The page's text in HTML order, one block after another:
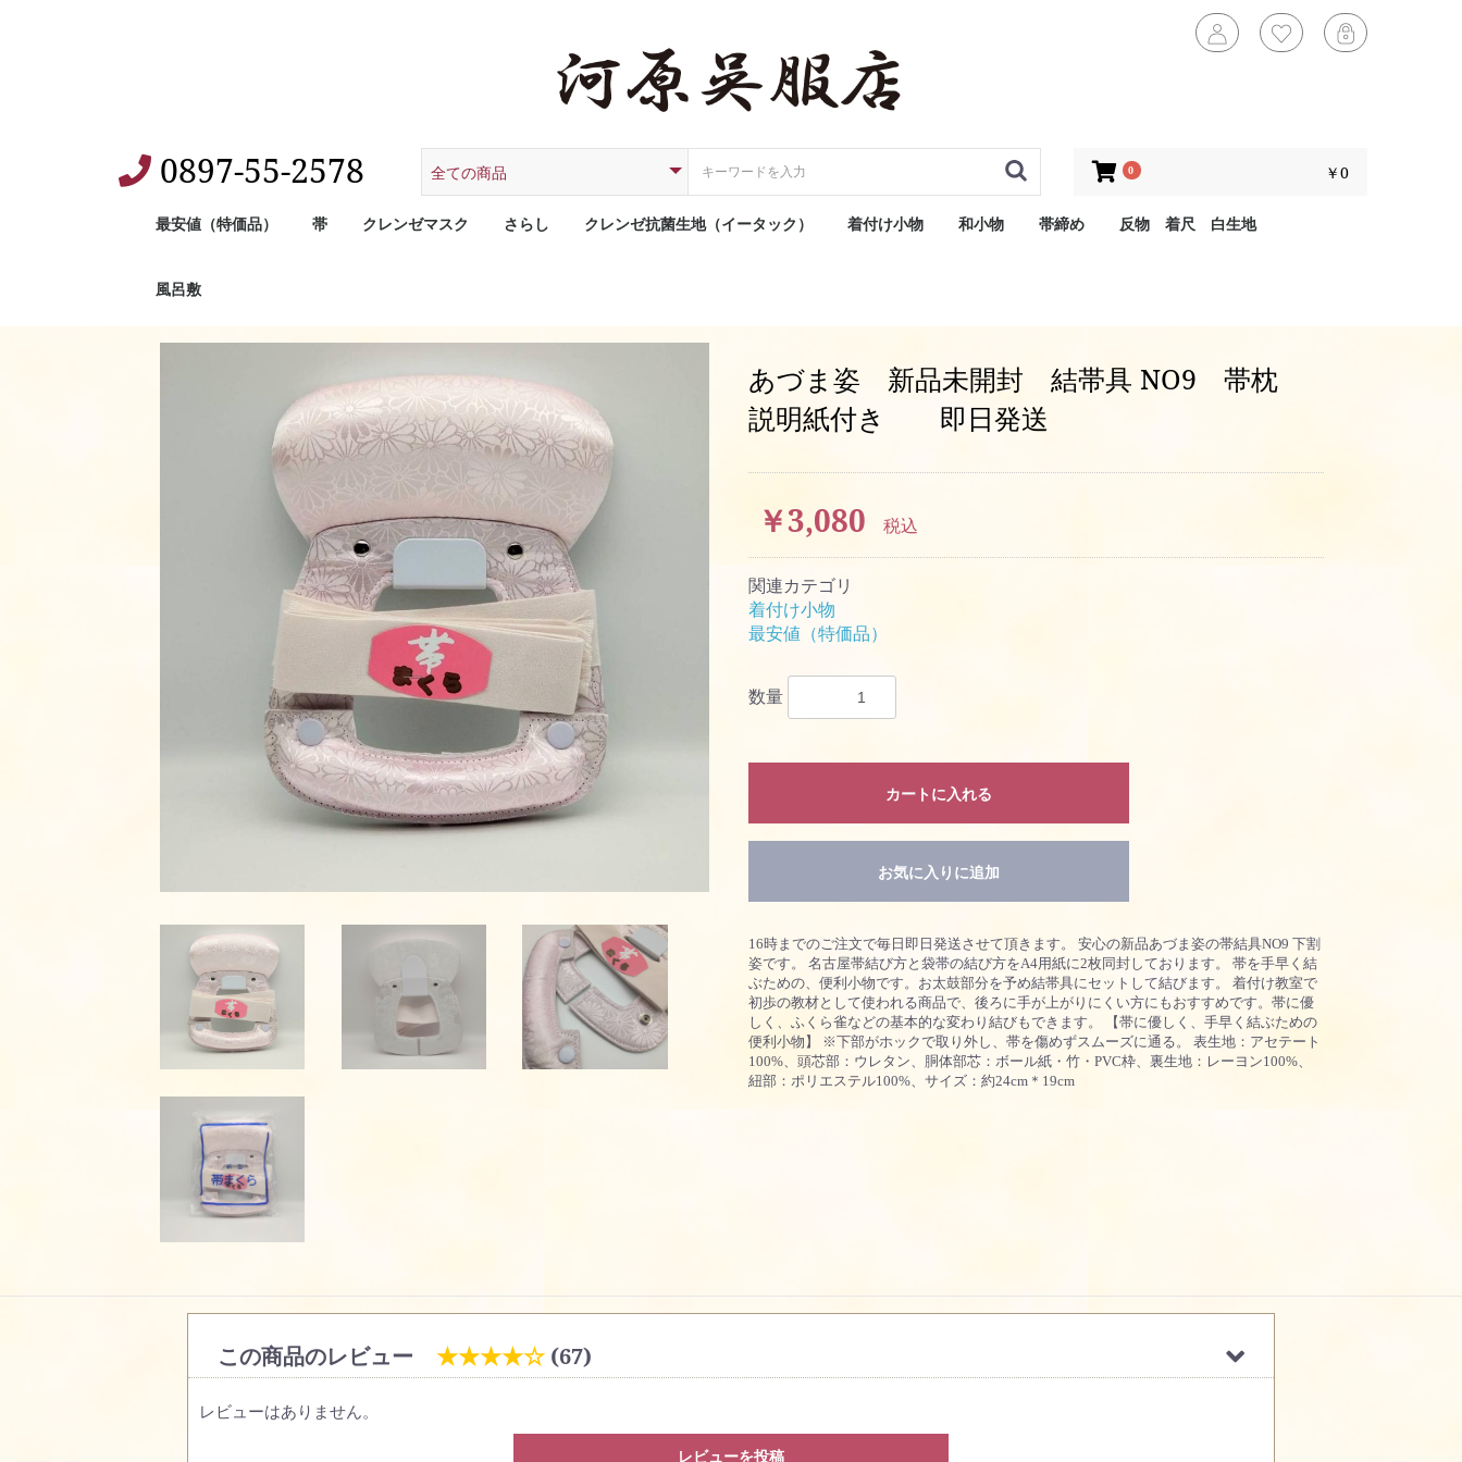
0897-55-2578 0 ￥0
最安値（特価品） 帯 クレンゼマスク さらし クレンゼ抗菌生地（イータック） 着付け小物 和小物 帯締め 反物 着尺 白生地
風呂敷
あづま姿 新品未開封 結帯具 NO9 帯枕
説明紙付き 即日発送
￥3,080 税込
関連カテゴリ
着付け小物
最安値（特価品）
数量
カートに入れる
カートへ進む
お気に入りに追加
16時までのご注文で毎日即日発送させて頂きます。 安心の新品あづま姿の帯結具NO9 下割
姿です。 名古屋帯結び方と袋帯の結び方をA4用紙に2枚同封しております。 帯を手早く結
ぶための、便利小物です。お太鼓部分を予め結帯具にセットして結びます。 着付け教室で
初歩の教材として使われる商品で、後ろに手が上がりにくい方にもおすすめです。帯に優
しく、ふくら雀などの基本的な変わり結びもできます。 【帯に優しく、手早く結ぶための
便利小物】 ※下部がホックで取り外し、帯を傷めずスムーズに通る。 表生地：アセテート
100%、頭芯部：ウレタン、胴体部芯：ボール紙・竹・PVC枠、裏生地：レーヨン100%、
紐部：ポリエステル100%、サイズ：約24cm＊19cm
この商品のレビュー ★★★★☆ (67)
レビューはありません。
レビューを投稿